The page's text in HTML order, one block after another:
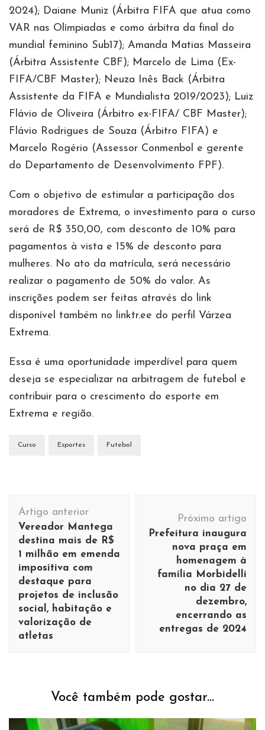
2024); Daiane Muniz (Árbitra FIFA que atua como
VAR nas Olímpiadas e como árbitra da final do
mundial feminino Sub17); Amanda Matias Masseira
(Árbitra Assistente CBF); Marcelo de Lima (Ex-
FIFA/CBF Master); Neuza Inês Back (Árbitra
Assistente da FIFA e Mundialista 2019/2023); Luiz
Flávio de Oliveira (Árbitro ex-FIFA/ CBF Master);
Flávio Rodrigues de Souza (Árbitro FIFA) e
Marcelo Rogério (Assessor Conmenbol e gerente
do Departamento de Desenvolvimento FPF).
Com o objetivo de estimular a participação dos
moradores de Extrema, o investimento para o curso
será de R$ 350,00, com desconto de 10% para
pagamentos à vista e 15% de desconto para
mulheres. No ato da matrícula, será necessário
realizar o pagamento de 50% do valor. As
inscrições podem ser feitas através do link
disponível também no linktr.ee do perfil Várzea
Extrema.
Essa é uma oportunidade imperdível para quem
deseja se especializar na arbitragem de futebol e
contribuir para o crescimento do esporte em
Extrema e região.
Curso Esportes Futebol
Navegação
de
post
Artigo anterior
Vereador Mantega
destina mais de R$
1 milhão em emenda
impositiva com
destaque para
projetos de inclusão
social, habitação e
valorização de
atletas
Próximo artigo
Prefeitura inaugura
nova praça em
homenagem à
família Morbidelli
no dia 27 de
dezembro,
encerrando as
entregas de 2024
Você também pode gostar...